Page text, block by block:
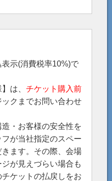
示(消費税率10%)で
は、 チケット購入前
クまでお問い合わせ
・お客様の安全性を
が当社指定のスペー
ます。その際、会場
が見えづらい場合も
ケットの払戻しをお